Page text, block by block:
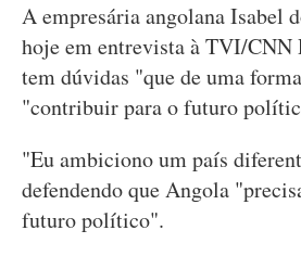
A empresária angolana Isabel
hoje em entrevista à TVI/CNN
tem dúvidas "que de uma
"contribuir para o futuro
"Eu ambiciono um país
defendendo que Angola
futuro político".